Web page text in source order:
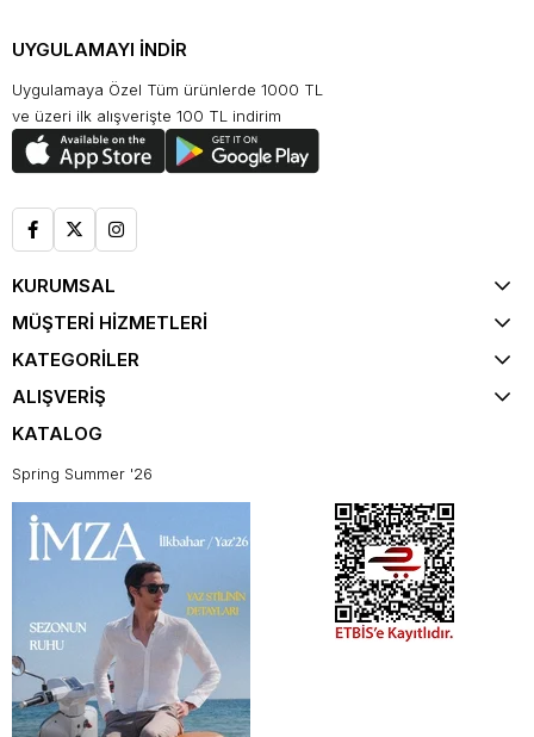
UYGULAMAYI İNDİR
Uygulamaya Özel Tüm ürünlerde 1000 TL
ve üzeri ilk alışverişte 100 TL indirim
KURUMSAL
MÜŞTERİ HİZMETLERİ
KATEGORİLER
ALIŞVERİŞ
KATALOG
Spring Summer '26